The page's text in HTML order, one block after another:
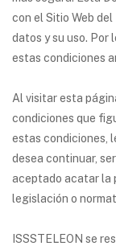
con el Sitio Web
datos y su uso. Por
estas condiciones
Al visitar esta
condiciones que
estas condiciones,
desea continuar,
aceptado acatar la
legislación o
ISSSTELEON se